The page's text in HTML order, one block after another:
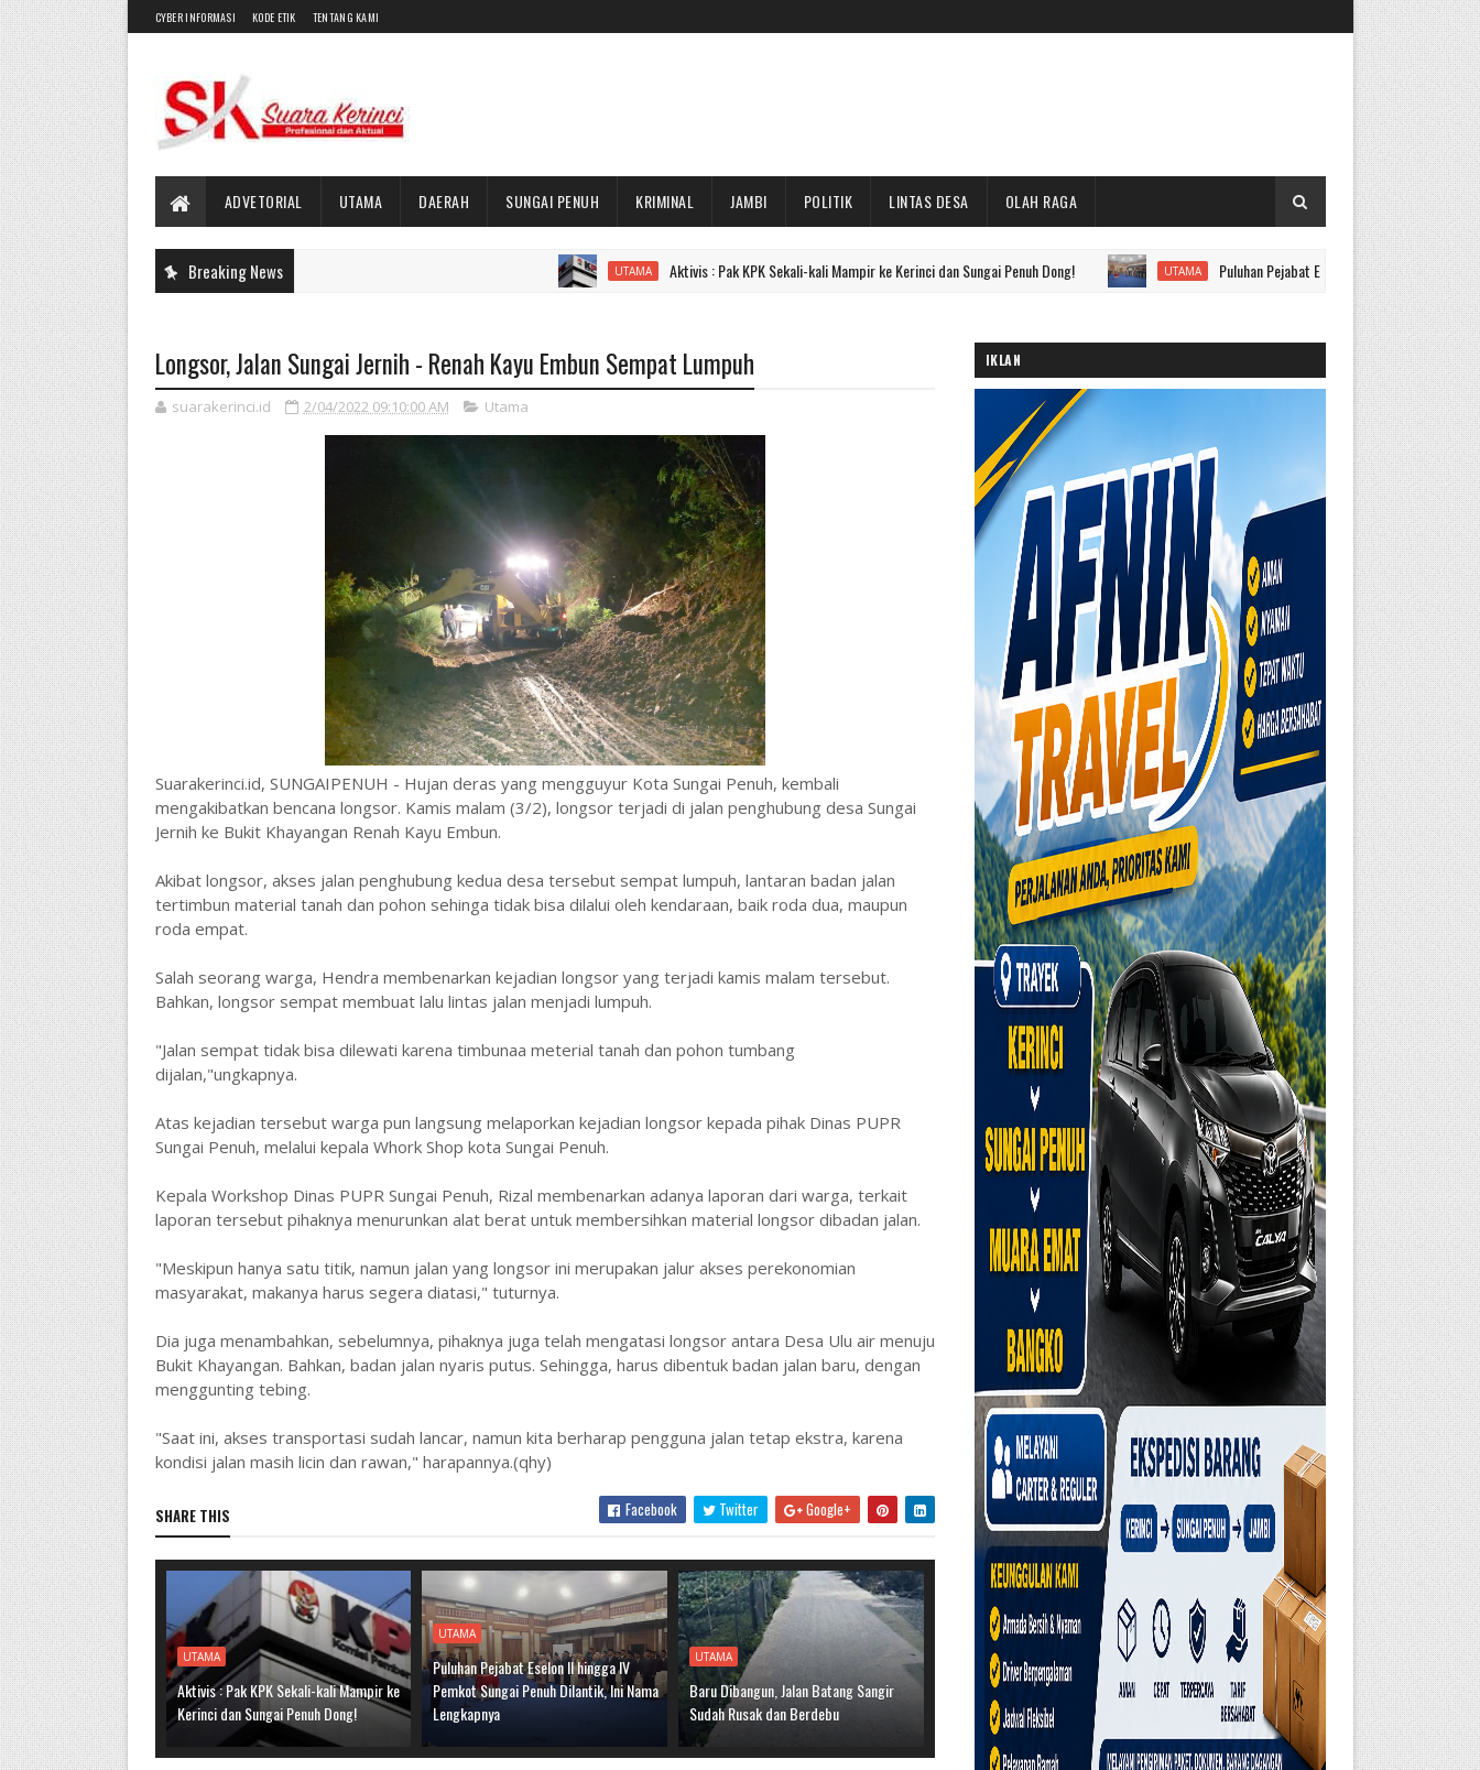
CYBER INFORMASI KODE ETIK TENTANG KAMI
ADVETORIAL UTAMA DAERAH SUNGAI PENUH KRIMINAL JAMBI POLITIK LINTAS DESA OLAH RAGA
Breaking News UTAMA Aktivis : Pak KPK Sekali-kali Mampir ke Kerinci dan Sungai Penuh Dong! UTAMA Puluhan Pejabat Eselon II hingga IV Pemkot Sungai Penuh
Longsor, Jalan Sungai Jernih - Renah Kayu Embun Sempat Lumpuh
suarakerinci.id 2/04/2022 09:10:00 AM Utama
Suarakerinci.id, SUNGAIPENUH - Hujan deras yang mengguyur Kota Sungai Penuh, kembali
mengakibatkan bencana longsor. Kamis malam (3/2), longsor terjadi di jalan penghubung desa Sungai
Jernih ke Bukit Khayangan Renah Kayu Embun.
Akibat longsor, akses jalan penghubung kedua desa tersebut sempat lumpuh, lantaran badan jalan
tertimbun material tanah dan pohon sehinga tidak bisa dilalui oleh kendaraan, baik roda dua, maupun
roda empat.
Salah seorang warga, Hendra membenarkan kejadian longsor yang terjadi kamis malam tersebut.
Bahkan, longsor sempat membuat lalu lintas jalan menjadi lumpuh.
"Jalan sempat tidak bisa dilewati karena timbunaa meterial tanah dan pohon tumbang
dijalan,"ungkapnya.
Atas kejadian tersebut warga pun langsung melaporkan kejadian longsor kepada pihak Dinas PUPR
Sungai Penuh, melalui kepala Whork Shop kota Sungai Penuh.
Kepala Workshop Dinas PUPR Sungai Penuh, Rizal membenarkan adanya laporan dari warga, terkait
laporan tersebut pihaknya menurunkan alat berat untuk membersihkan material longsor dibadan jalan.
"Meskipun hanya satu titik, namun jalan yang longsor ini merupakan jalur akses perekonomian
masyarakat, makanya harus segera diatasi," tuturnya.
Dia juga menambahkan, sebelumnya, pihaknya juga telah mengatasi longsor antara Desa Ulu air menuju
Bukit Khayangan. Bahkan, badan jalan nyaris putus. Sehingga, harus dibentuk badan jalan baru, dengan
menggunting tebing.
"Saat ini, akses transportasi sudah lancar, namun kita berharap pengguna jalan tetap ekstra, karena
kondisi jalan masih licin dan rawan," harapannya.(qhy)
SHARE THIS Facebook Twitter Google+
UTAMA
Aktivis : Pak KPK Sekali-kali Mampir ke
Kerinci dan Sungai Penuh Dong!
UTAMA
Puluhan Pejabat Eselon II hingga IV
Pemkot Sungai Penuh Dilantik, Ini Nama
Lengkapnya
UTAMA
Baru Dibangun, Jalan Batang Sangir
Sudah Rusak dan Berdebu
IKLAN